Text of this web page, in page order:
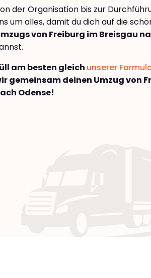
der Organisation bis zur
um alles, damit du dich auf die
von Freiburg im Breisgau
am besten gleich unserer
gemeinsam deinen Umzug von
Odense!